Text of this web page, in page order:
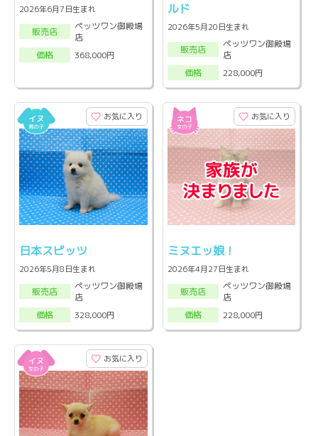
2026年6月7日生まれ
販売店
ペッツワン御殿場
店
価格
368,000円
ルド
2026年5月20日生まれ
販売店
ペッツワン御殿場
店
価格
228,000円
お気に入り
日本スピッツ
2026年5月8日生まれ
販売店
ペッツワン御殿場
店
価格
328,000円
お気に入り
ミヌエッ娘！
2026年4月27日生まれ
販売店
ペッツワン御殿場
店
価格
228,000円
お気に入り